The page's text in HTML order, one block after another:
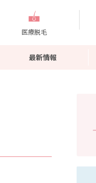
医療脱毛
最新情報